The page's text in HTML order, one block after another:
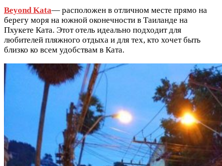
Beyond Kata— расположен в отличном месте прямо на
берегу моря на южной оконечности в Таиланде на
Пхукете Ката. Этот отель идеально подходит для
любителей пляжного отдыха и для тех, кто хочет быть
близко ко всем удобствам в Ката.